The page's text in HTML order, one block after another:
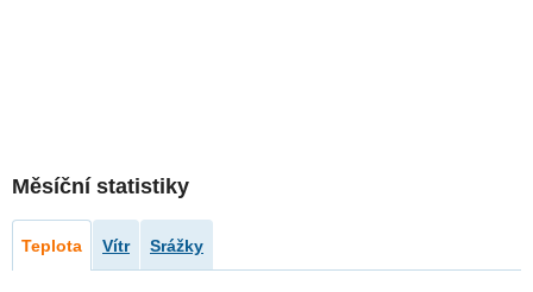
Měsíční statistiky
Teplota Vítr Srážky